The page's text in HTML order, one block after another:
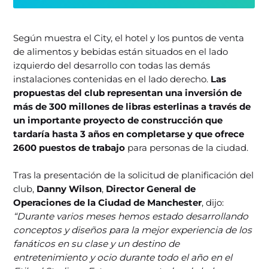
Según muestra el City, el hotel y los puntos de venta
de alimentos y bebidas están situados en el lado
izquierdo del desarrollo con todas las demás
instalaciones contenidas en el lado derecho. Las
propuestas del club representan una inversión de
más de 300 millones de libras esterlinas a través de
un importante proyecto de construcción que
tardaría hasta 3 años en completarse y que ofrece
2600 puestos de trabajo para personas de la ciudad.
Tras la presentación de la solicitud de planificación del
club, Danny Wilson, Director General de
Operaciones de la Ciudad de Manchester, dijo:
“Durante varios meses hemos estado desarrollando
conceptos y diseños para la mejor experiencia de los
fanáticos en su clase y un destino de
entretenimiento y ocio durante todo el año en el